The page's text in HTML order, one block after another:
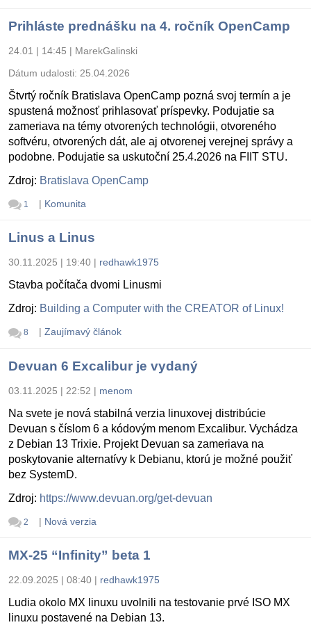
Prihláste prednášku na 4. ročník OpenCamp
24.01 | 14:45 | MarekGalinski
Dátum udalosti: 25.04.2026
Štvrtý ročník Bratislava OpenCamp pozná svoj termín a je
spustená možnosť prihlasovať príspevky. Podujatie sa
zameriava na témy otvorených technológii, otvoreného
softvéru, otvorených dát, ale aj otvorenej verejnej správy a
podobne. Podujatie sa uskutoční 25.4.2026 na FIIT STU.
Zdroj: Bratislava OpenCamp
1 | Komunita
Linus a Linus
30.11.2025 | 19:40 | redhawk1975
Stavba počítača dvomi Linusmi
Zdroj: Building a Computer with the CREATOR of Linux!
8 | Zaujímavý článok
Devuan 6 Excalibur je vydaný
03.11.2025 | 22:52 | menom
Na svete je nová stabilná verzia linuxovej distribúcie
Devuan s číslom 6 a kódovým menom Excalibur. Vychádza
z Debian 13 Trixie. Projekt Devuan sa zameriava na
poskytovanie alternatívy k Debianu, ktorú je možné použiť
bez SystemD.
Zdroj: https://www.devuan.org/get-devuan
2 | Nová verzia
MX-25 “Infinity” beta 1
22.09.2025 | 08:40 | redhawk1975
Ludia okolo MX linuxu uvolnili na testovanie prvé ISO MX
linuxu postavené na Debian 13.